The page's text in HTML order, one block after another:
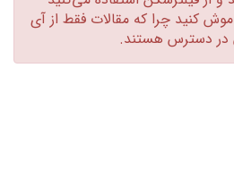
کنید چرا که مقالات فقط از آی
دسترس هستند.‏